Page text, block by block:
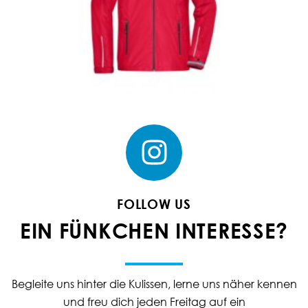
FOLLOW US
EIN FÜNKCHEN INTERESSE?
Begleite uns hinter die Kulissen, lerne uns näher kennen
und freu dich jeden Freitag auf ein